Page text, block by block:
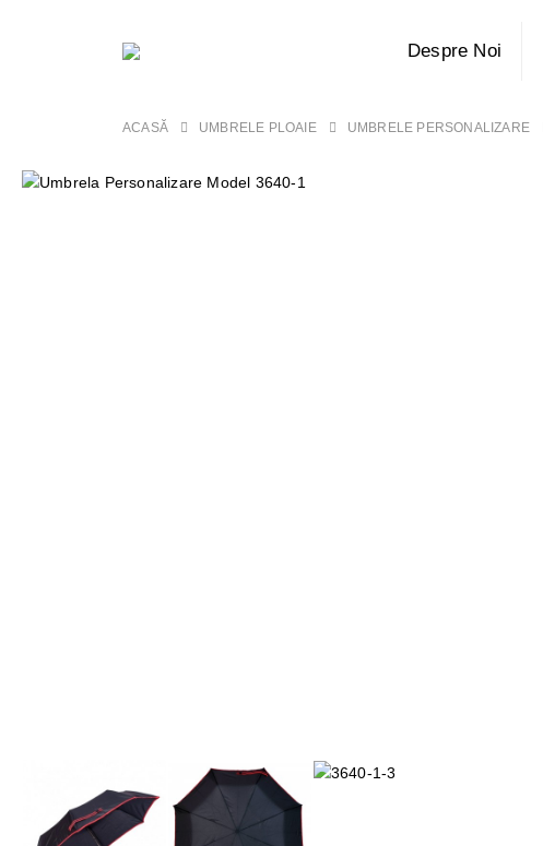
Despre Noi
ACASĂ UMBRELE PLOAIE UMBRELE PERSONALIZARE